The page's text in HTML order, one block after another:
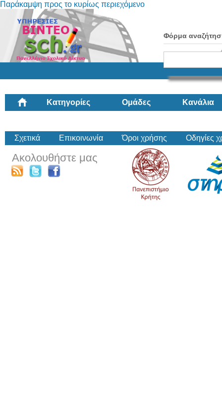
Παράκαμψη προς το κυρίως περιεχόμενο
Φόρμα
Κατηγορίες Ομάδες Κανάλια
Σχετικά Επικοινωνία Όροι χρήσης Οδηγίες
Ακολουθήστε μας